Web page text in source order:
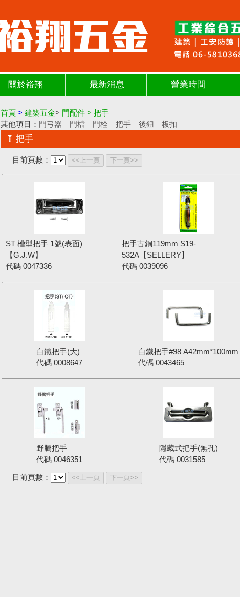
關於裕翔 最新消息 營業時間
首頁 > 建築五金> 門配件 > 把手
其他項目： 門弓器 門檔 門栓 把手 後鈕 板扣
把手
目前頁數： <<上一頁 下一頁>>
ST 槽型把手 1號(表面)
【G.J.W】
代碼 0047336
把手古銅119mm S19-
532A【SELLERY】
代碼 0039096
白鐵把手(大)
代碼 0008647
白鐵把手#98 A42mm*100mm
代碼 0043465
野騰把手
代碼 0046351
隱藏式把手(無孔)
代碼 0031585
目前頁數： <<上一頁 下一頁>>